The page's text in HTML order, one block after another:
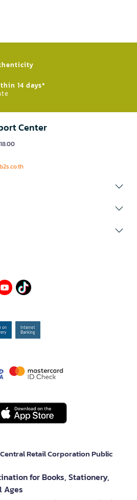
14 days*
Center
Retail Corporation Public
for Books, Stationery,
Ages